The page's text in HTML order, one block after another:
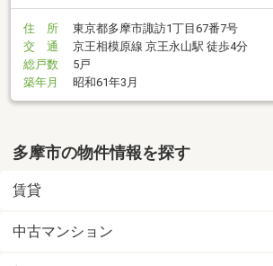
住 所
東京都多摩市諏訪1丁目67番7号
交 通
京王相模原線 京王永山駅 徒歩4分
総戸数
5戸
築年月
昭和61年3月
多摩市の物件情報を探す
賃貸
中古マンション